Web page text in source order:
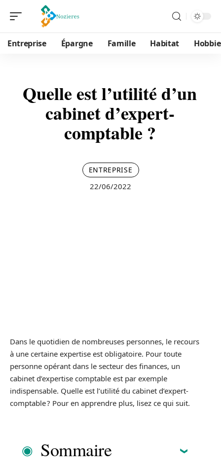
Entreprise Épargne Famille Habitat
Quelle est l’utilité d’un
cabinet d’expert-
comptable ?
ENTREPRISE
22/06/2022
Dans le quotidien de nombreuses personnes, le recours
à une certaine expertise est obligatoire. Pour toute
personne opérant dans le secteur des finances, un
cabinet d’expertise comptable est par exemple
indispensable. Quelle est l’utilité du cabinet d’expert-
comptable ? Pour en apprendre plus, lisez ce qui suit.
Sommaire